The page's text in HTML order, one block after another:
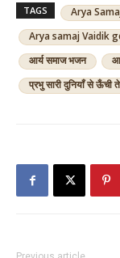
TAGS Arya
Arya samaj Vaidik
आर्य समाज भजन
प्रभु सारी दुनियाँ से ऊँची